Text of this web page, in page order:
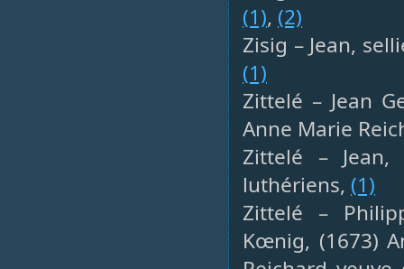
(1), (2)
Zisig – Jean,
(1)
Zittelé – Jean
Anne Marie
Zittelé –
luthériens, (1)
Zittelé –
Kœnig, (1673)